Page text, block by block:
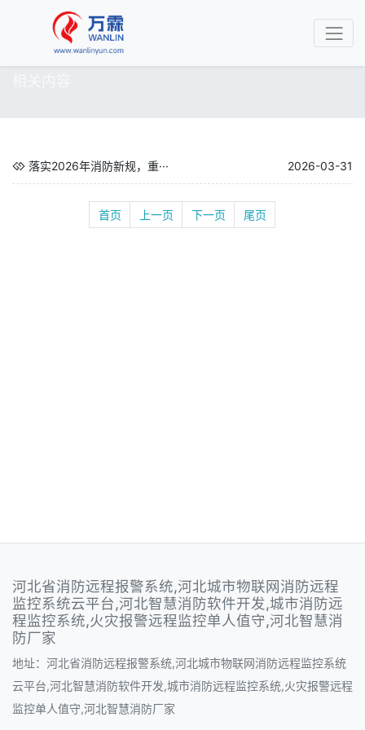
落实2026年消防新规，重··· 2026-03-31
首页 上一页 下一页 尾页
河北省消防远程报警系统,河北城市物联网消防远程
监控系统云平台,河北智慧消防软件开发,城市消防远
程监控系统,火灾报警远程监控单人值守,河北智慧消
防厂家
地址：河北省消防远程报警系统,河北城市物联网消防远程监控系统
云平台,河北智慧消防软件开发,城市消防远程监控系统,火灾报警远程
监控单人值守,河北智慧消防厂家